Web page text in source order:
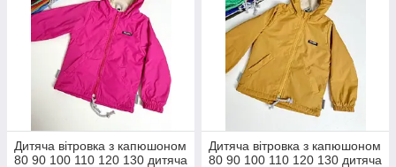
Дитяча вітровка з капюшоном
80 90 100 110 120 130 дитяча
Дитяча вітровка з капюшоном
80 90 100 110 120 130 дитяча